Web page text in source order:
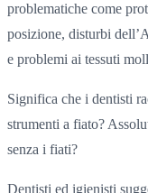
problematiche come
posizione, disturbi
e problemi ai tessuti
Significa che i dentisti
strumenti a fiato?
senza i fiati?
Dentisti ed igienisti